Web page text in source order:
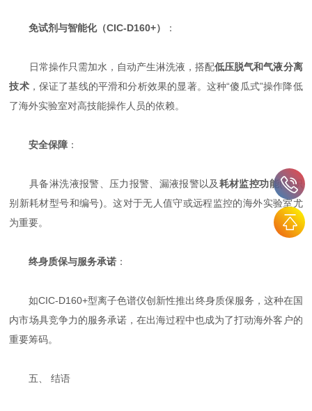
免试剂与智能化（CIC-D160+） ：
日常操作只需加水，自动产生淋洗液，搭配低压脱气和气液分离
技术，保证了基线的平滑和分析效果的显著。这种“傻瓜式”操作降低
了海外实验室对高技能操作人员的依赖。
安全保障 ：
具备淋洗液报警、压力报警、漏液报警以及耗材监控功能(可识
别新耗材型号和编号)。这对于无人值守或远程监控的海外实验室尤
为重要。
终身质保与服务承诺 ：
如CIC-D160+型离子色谱仪创新性推出终身质保服务，这种在国
内市场具竞争力的服务承诺，在出海过程中也成为了打动海外客户的
重要筹码。
五、 结语